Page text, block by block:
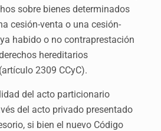
sobre bienes determinados
cesión-venta o una cesión-
habido o no contraprestación
hereditarios
2309 CCyC).
del acto particionario
del acto privado presentado
si bien el nuevo Código